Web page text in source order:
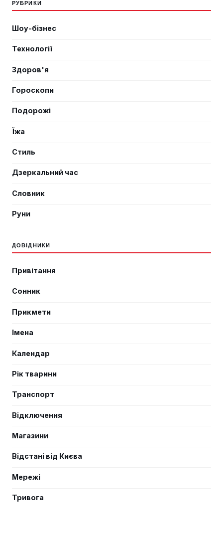
РУБРИКИ
Шоу-бізнес
Технології
Здоров'я
Гороскопи
Подорожі
Їжа
Стиль
Дзеркальний час
Словник
Руни
ДОВІДНИКИ
Привітання
Сонник
Прикмети
Імена
Календар
Рік тварини
Транспорт
Відключення
Магазини
Відстані від Києва
Мережі
Тривога